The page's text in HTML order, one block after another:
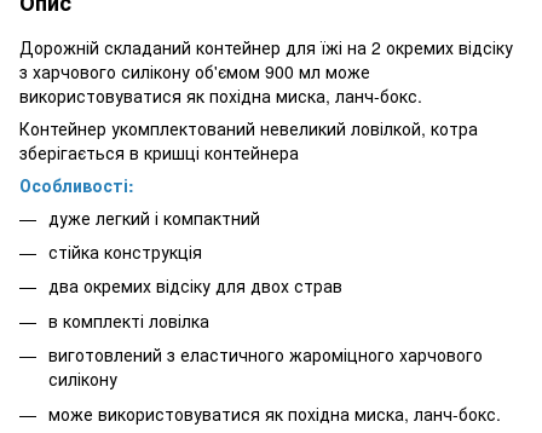
Дорожній складаний контейнер для їжі на 2 окремих відсіку
з харчового силікону об'ємом 900 мл може
використовуватися як похідна миска, ланч-бокс.
Контейнер укомплектований невеликий ловілкой, котра
зберігається в кришці контейнера
Особливості:
дуже легкий і компактний
стійка конструкція
два окремих відсіку для двох страв
в комплекті ловілка
виготовлений з еластичного жароміцного харчового
силікону
може використовуватися як похідна миска, ланч-бокс.